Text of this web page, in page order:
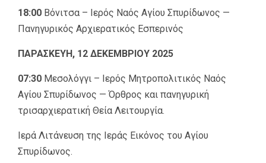
18:00 Βόνιτσα – Ιερός Ναός Αγίου Σπυρίδωνος —
Πανηγυρικός Aρχιερατικός Εσπερινός
ΠΑΡΑΣΚΕΥΗ, 12 ΔΕΚΕΜΒΡΙΟΥ 2025
07:30 Μεσολόγγι – Ιερός Μητροπολιτικός Ναός
Αγίου Σπυρίδωνος — Όρθρος και πανηγυρική
τρισαρχιερατική Θεία Λειτουργία.
Ιερά Λιτάνευση της Ιεράς Εικόνος του Αγίου
Σπυρίδωνος.